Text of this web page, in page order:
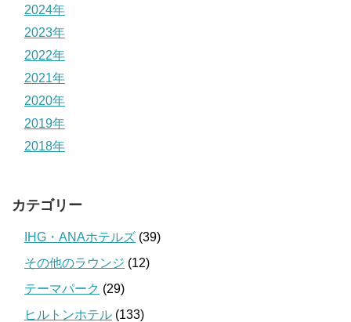
2024年
2023年
2022年
2021年
2020年
2019年
2018年
カテゴリー
IHG・ANAホテルズ (39)
その他のラウンジ (12)
テーマパーク (29)
ヒルトンホテル (133)